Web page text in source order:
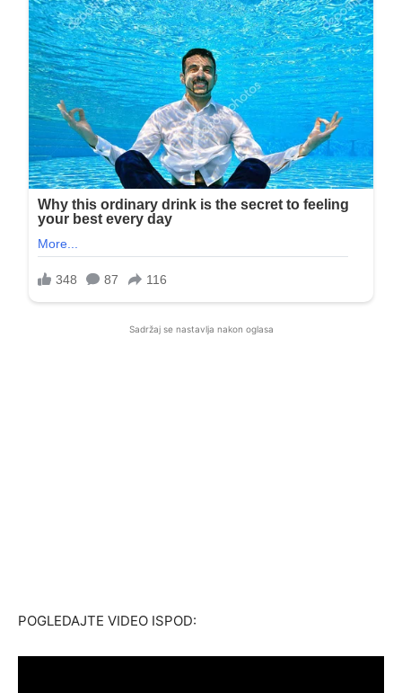
Sadržaj se nastavlja nakon oglasa
POGLEDAJTE VIDEO ISPOD: